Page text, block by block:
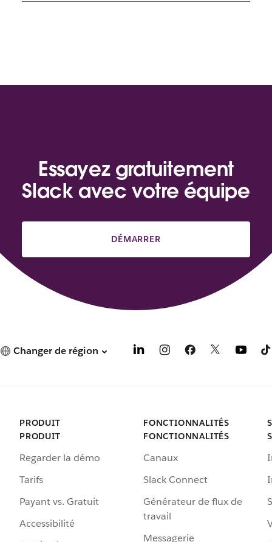
Essayez gratuitement
Slack avec votre équipe
DÉMARRER
Changer de région
PRODUIT
PRODUIT
Regarder la démo
Tarifs
Payant vs. Gratuit
Accessibilité
FONCTIONNALITÉS
FONCTIONNALITÉS
Canaux
Slack Connect
Générateur de flux de
travail
Messagerie